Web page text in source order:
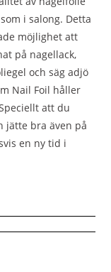
i salong. Detta
möjlighet att
på nagellack,
och säg adjö
Nail Foil håller
att du
jätte bra även på
en ny tid i